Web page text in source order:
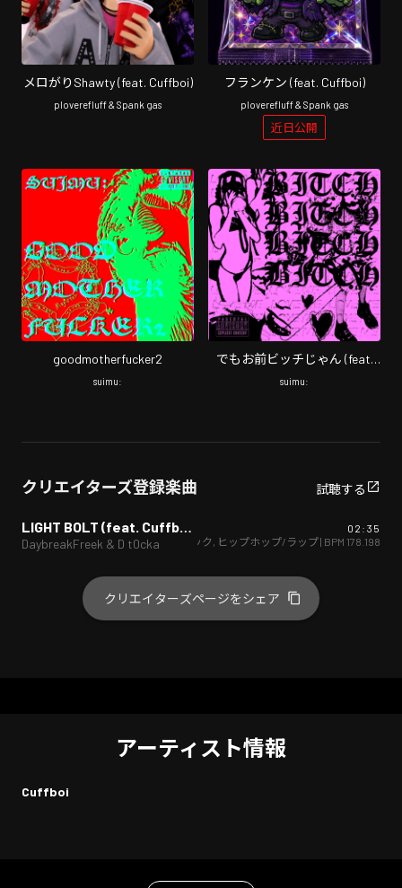
メロがりShawty (feat. Cuffboi)
ploverefluff & Spank gas
フランケン (feat. Cuffboi)
ploverefluff & Spank gas
近日公開
goodmotherfucker2
suimu:
でもお前ビッチじゃん (feat.
Cuffboi)
suimu:
クリエイターズ登録楽曲 試聴する
DaybreakFreek & D t0cka
02:35
オルタナティブ, エレクトロニック , ヒップホップ/ラップ| BPM 178.198
クリエイターズページをシェア
アーティスト情報
Cuffboi